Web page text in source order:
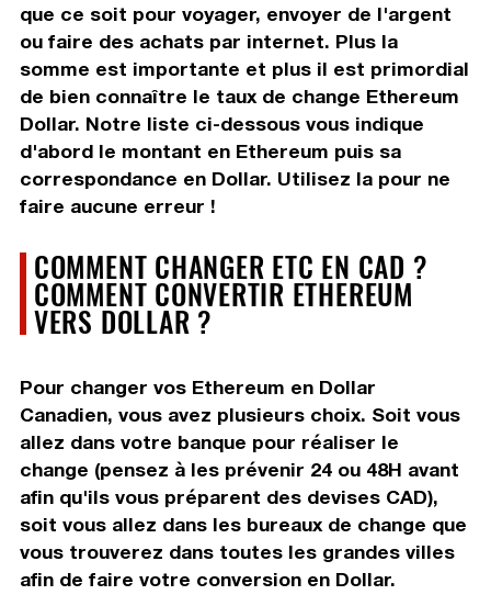
que ce soit pour voyager, envoyer de l'argent
ou faire des achats par internet. Plus la
somme est importante et plus il est primordial
de bien connaître le taux de change Ethereum
Dollar. Notre liste ci-dessous vous indique
d'abord le montant en Ethereum puis sa
correspondance en Dollar. Utilisez la pour ne
faire aucune erreur !
COMMENT CHANGER ETC EN CAD ?
COMMENT CONVERTIR ETHEREUM
VERS DOLLAR ?
Pour changer vos Ethereum en Dollar
Canadien, vous avez plusieurs choix. Soit vous
allez dans votre banque pour réaliser le
change (pensez à les prévenir 24 ou 48H avant
afin qu'ils vous préparent des devises CAD),
soit vous allez dans les bureaux de change que
vous trouverez dans toutes les grandes villes
afin de faire votre conversion en Dollar.